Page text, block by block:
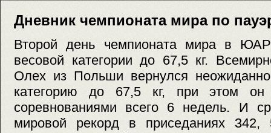
Дневник чемпионата мира по
Второй день чемпионата мира в
весовой категории до 67,5 кг.
Олех из Польши вернулся
категорию до 67,5 кг, при этом он
соревнованиями всего 6 недель. И
мировой рекорд в приседаниях